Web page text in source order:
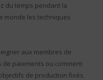
du temps pendant la
monde les techniques
aux membres de
de paiements ou comment
de production fixés.